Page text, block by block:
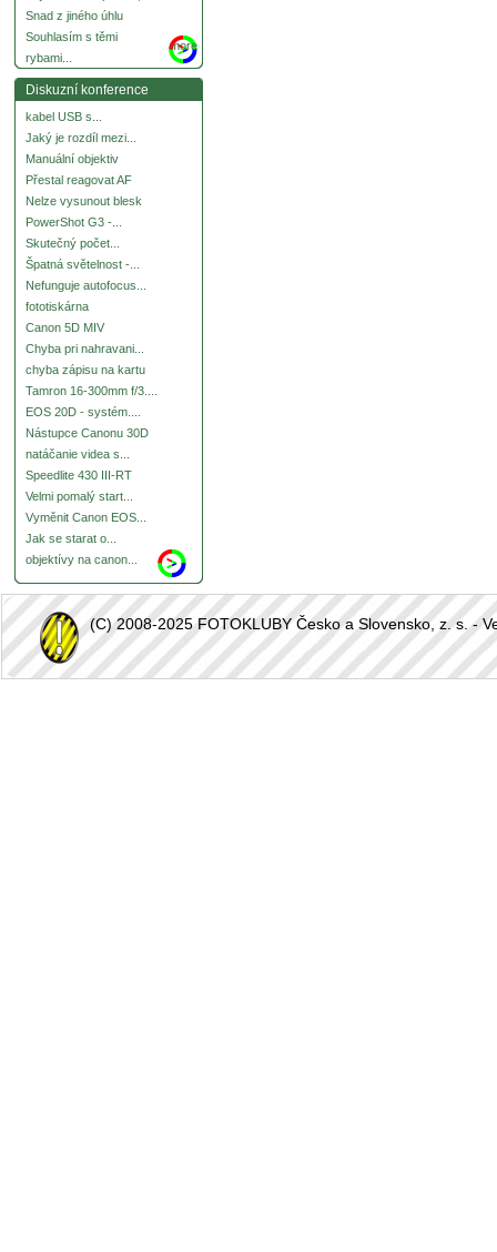
Snad z jiného úhlu
Souhlasím s těmi
rybami...
more
Diskuzní konference
kabel USB s...
Jaký je rozdíl mezi...
Manuální objektiv
Přestal reagovat AF
Nelze vysunout blesk
PowerShot G3 -...
Skutečný počet...
Špatná světelnost -...
Nefunguje autofocus...
fototiskárna
Canon 5D MIV
Chyba pri nahravani...
chyba zápisu na kartu
Tamron 16-300mm f/3....
EOS 20D - systém....
Nástupce Canonu 30D
natáčanie videa s...
Speedlite 430 III-RT
Velmi pomalý start...
Vyměnit Canon EOS...
Jak se starat o...
objektívy na canon...
(C) 2008-2025 FOTOKLUBY Česko a Slovensko, z. s. -